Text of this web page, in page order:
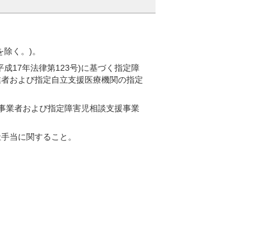
く。)。
成17年法律第123号)に基づく指定障
および指定自立支援医療機関の指定
業者および指定障害児相談支援事業
当に関すること。